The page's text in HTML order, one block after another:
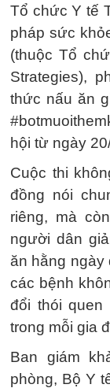
Tổ chức Y tế
pháp sức
(thuộc Tổ
Strategies),
thức nấu ăn
hội từ ngày
Cuộc thi
đồng nói
riêng, mà
người dân
ăn hằng ngày
các bệnh
đổi thói quen
trong mỗi gia
Ban giám
phòng, Bộ Y